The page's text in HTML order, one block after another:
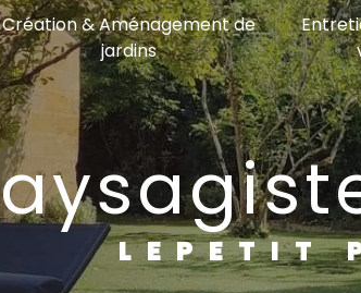
Création & Aménagement de
jardins
LEPETIT